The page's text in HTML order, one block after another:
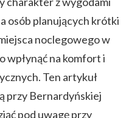
osób planujących krótki
noclegowego w
wpłynąć na komfort i
Ten artykuł
przy Bernardyńskiej
pod uwagę przy